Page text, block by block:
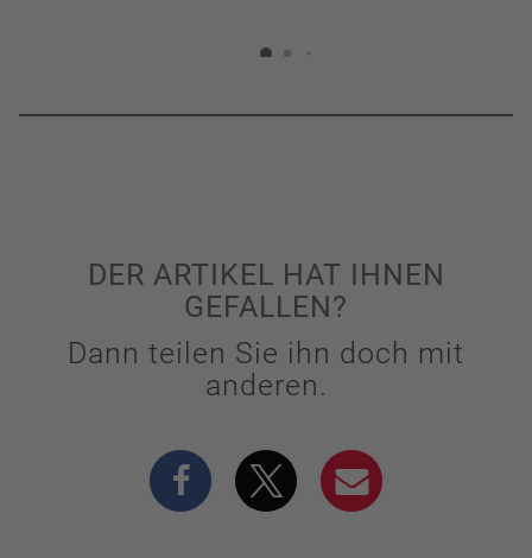
DER ARTIKEL HAT IHNEN
GEFALLEN?
Dann teilen Sie ihn doch mit
anderen.